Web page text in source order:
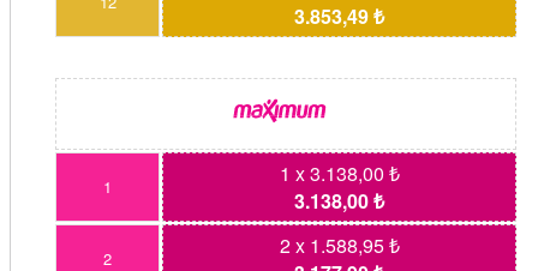
3.853,49 ₺
1
1 x 3.138,00 ₺
3.138,00 ₺
2
2 x 1.588,95 ₺